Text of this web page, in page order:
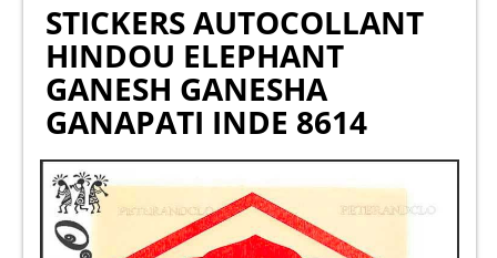
STICKERS AUTOCOLLANT
HINDOU ELEPHANT
GANESH GANESHA
GANAPATI INDE 8614